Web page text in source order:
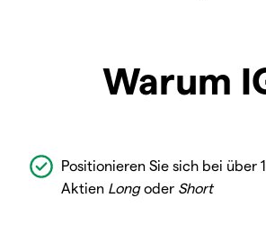
Warum
Positionieren Sie sich bei über
Aktien Longoder Short